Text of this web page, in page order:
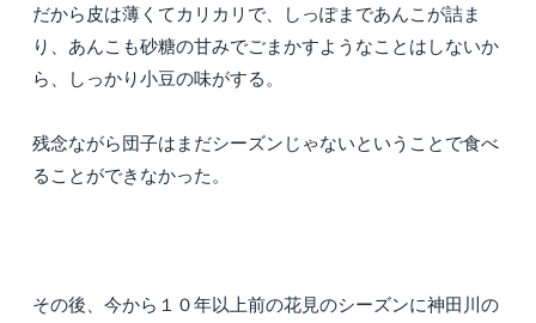
だから皮は薄くてカリカリで、しっぽまであんこが詰ま
り、あんこも砂糖の甘みでごまかすようなことはしないか
ら、しっかり小豆の味がする。
残念ながら団子はまだシーズンじゃないということで食べ
ることができなかった。
その後、今から１０年以上前の花見のシーズンに神田川の